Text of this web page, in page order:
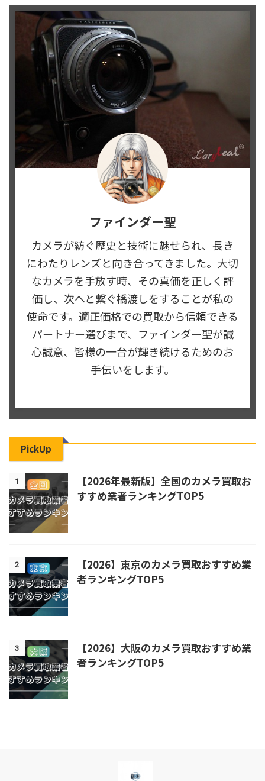
ファインダー聖
カメラが紡ぐ歴史と技術に魅せられ、長き
にわたりレンズと向き合ってきました。大切
なカメラを手放す時、その真価を正しく評
価し、次へと繋ぐ橋渡しをすることが私の
使命です。適正価格での買取から信頼できる
パートナー選びまで、ファインダー聖が誠
心誠意、皆様の一台が輝き続けるためのお
手伝いをします。
PickUp
1
【2026年最新版】全国のカメラ買取お
すすめ業者ランキングTOP5
2
【2026】東京のカメラ買取おすすめ業
者ランキングTOP5
3
【2026】大阪のカメラ買取おすすめ業
者ランキングTOP5